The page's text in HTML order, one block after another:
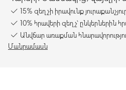
15% զեղչի իրավունք
10% հրավերի զեղչ՝ ընկերներին
Անվճար առաքման
Մանրամասն